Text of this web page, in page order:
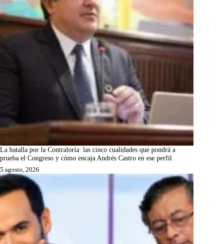
La batalla por la Contraloría: las cinco cualidades que pondrá a
prueba el Congreso y cómo encaja Andrés Castro en ese perfil
5 agosto, 2026